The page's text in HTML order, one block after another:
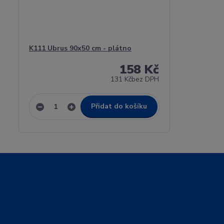
K111 Ubrus 90x50 cm - plátno
158 Kč
131 Kčbez DPH
Přidat do košíku